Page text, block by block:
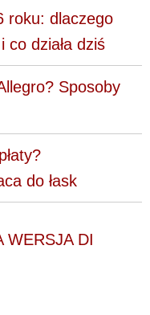
roku: dlaczego
co działa dziś
Sposoby
do łask
WERSJA DI